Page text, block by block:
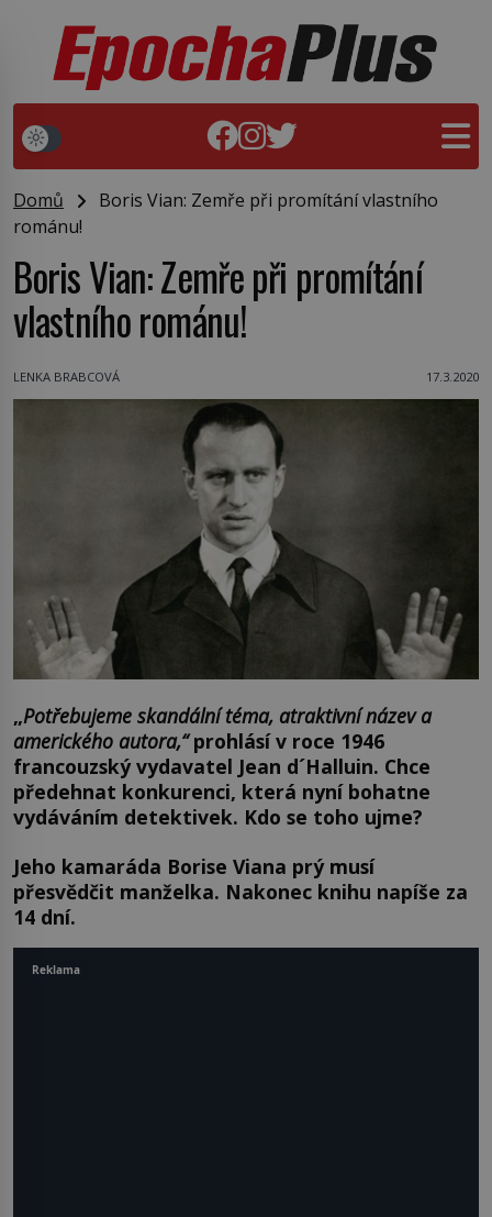
Domů
Boris Vian: Zemře při promítání vlastního
románu!
Boris Vian: Zemře při promítání
vlastního románu!
LENKA BRABCOVÁ 17.3.2020
„Potřebujeme skandální téma, atraktivní název a
amerického autora,“prohlásí v roce 1946
francouzský vydavatel Jean d´Halluin. Chce
předehnat konkurenci, která nyní bohatne
vydáváním detektivek. Kdo se toho ujme?
Jeho kamaráda Borise Viana prý musí
přesvědčit manželka. Nakonec knihu napíše za
14 dní.
Reklama